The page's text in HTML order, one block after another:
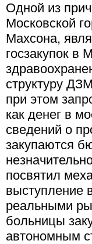
Одной из
Московской
Махсона,
госзакупок в
структуру
при этом
как денег в
сведений о
закупаются
посвятил
выступление
реальными
больницы
автономным